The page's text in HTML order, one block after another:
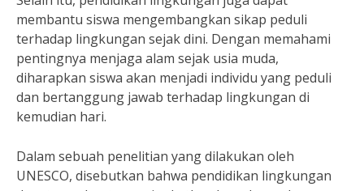
membantu siswa mengembangkan sikap peduli
terhadap lingkungan sejak dini. Dengan memahami
pentingnya menjaga alam sejak usia muda,
diharapkan siswa akan menjadi individu yang peduli
dan bertanggung jawab terhadap lingkungan di
kemudian hari.
Dalam sebuah penelitian yang dilakukan oleh
UNESCO, disebutkan bahwa pendidikan lingkungan